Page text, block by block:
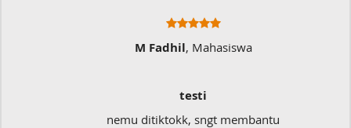
M Fadhil, Mahasiswa
testi
nemu ditiktokk, sngt membantu